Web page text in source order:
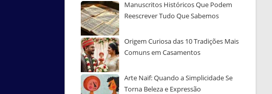
Manuscritos Históricos Que Podem
Reescrever Tudo Que Sabemos
Origem Curiosa das 10 Tradições Mais
Comuns em Casamentos
Arte Naïf: Quando a Simplicidade Se
Torna Beleza e Expressão